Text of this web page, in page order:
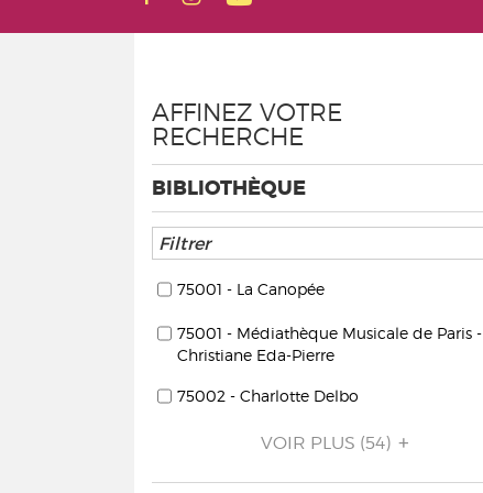
AFFINEZ VOTRE
RECHERCHE
BIBLIOTHÈQUE
75001 - La Canopée
75001 - Médiathèque Musicale de Paris -
Christiane Eda-Pierre
75002 - Charlotte Delbo
VOIR PLUS (54)